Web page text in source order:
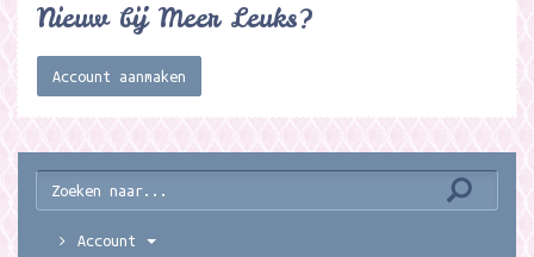
Nieuw bij Meer Leuks?
Account aanmaken
Account